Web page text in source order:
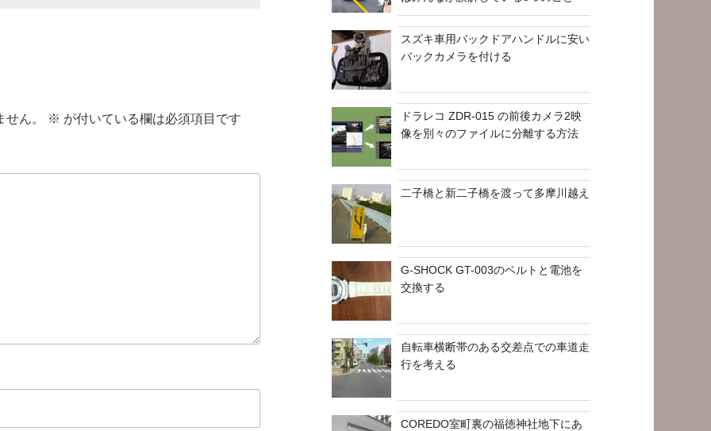
ん。 ※ が付いている欄は必須項目です
スズキ車用バックドアハンドルに安い
バックカメラを付ける
ドラレコ ZDR-015 の前後カメラ2映
像を別々のファイルに分離する方法
二子橋と新二子橋を渡って多摩川越え
G-SHOCK GT-003のベルトと電池を
交換する
自転車横断帯のある交差点での車道走
行を考える
COREDO室町裏の福徳神社地下にあ